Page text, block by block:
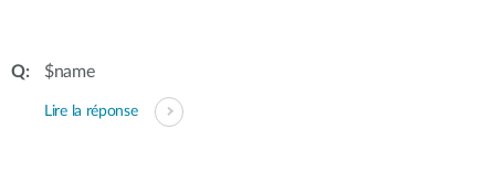
$name
Lire la réponse